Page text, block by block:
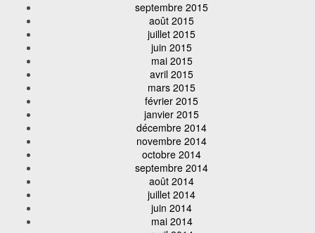
septembre 2015
août 2015
juillet 2015
juin 2015
mai 2015
avril 2015
mars 2015
février 2015
janvier 2015
décembre 2014
novembre 2014
octobre 2014
septembre 2014
août 2014
juillet 2014
juin 2014
mai 2014